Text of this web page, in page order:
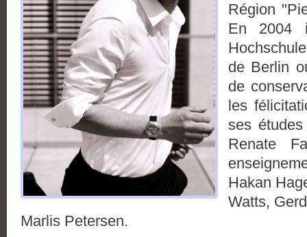
Région
En 2004
de Berlin
de
les
ses
Renate
Hakan
Watts,
Marlis Petersen.